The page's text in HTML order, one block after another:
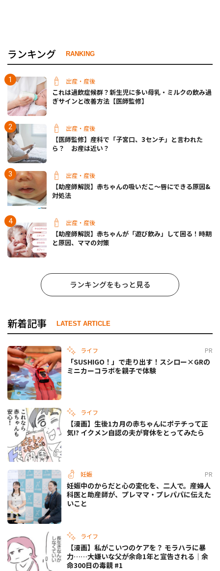
ランキング RANKING
出産・産後
これは過飲症候群？新生児に多い母乳・ミルクの飲み過
ぎサインと改善方法【医師監修】
出産・産後
【医師監修】産科で「子宮口、3センチ」と言われた
ら？ お産は近い？
出産・産後
【助産師解説】赤ちゃんの吸いだこ〜唇にできる原因&
対処法
出産・産後
【助産師解説】赤ちゃんが「遊び飲み」して困る！時期
と原因、ママの対策
ランキングをもっと見る
新着記事 LATEST ARTICLE
ライフ PR
「SUSHIGO！」で走り出す！スシロー×GRの
ミニカーコラボを親子で体験
ライフ
【漫画】生後1カ月の赤ちゃんにポテチって正
気!? イクメン自認の夫が育休をとってみたら
妊娠 PR
妊娠中のからだと心の変化を、二人で。産婦人
科医と助産師が、プレママ・プレパパに伝えた
いこと
ライフ
【漫画】私がこいつのケアを？ モラハラに暴
力……大嫌いな父が余命1年と宣告される｜余
命300日の毒親 #1